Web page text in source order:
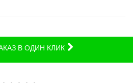
В ОДИН КЛИК